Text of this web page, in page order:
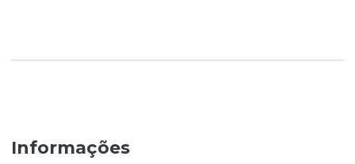
MASSA DE MODELAR LARANJA MAGIX 500G
Informações